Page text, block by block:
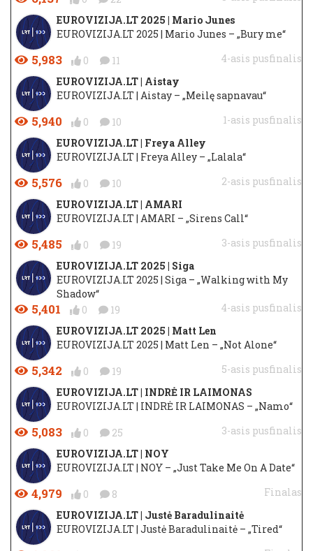
EUROVIZIJA.LT 2025 | Mario Junes
EUROVIZIJA.LT 2025 | Mario Junes – „Bury me“
5,983 0 11
4-asis pusfinalis
EUROVIZIJA.LT | Aistay
EUROVIZIJA.LT | Aistay – „Meilę sapnavau“
5,940 0 10
1-asis pusfinalis
EUROVIZIJA.LT | Freya Alley
EUROVIZIJA.LT | Freya Alley – „Lalala“
5,576 0 10
2-asis pusfinalis
EUROVIZIJA.LT | AMARI
EUROVIZIJA.LT | AMARI – „Sirens Call“
5,485 0 19
3-asis pusfinalis
EUROVIZIJA.LT 2025 | Siga
EUROVIZIJA.LT 2025 | Siga – „Walking with My
Shadow“
5,401 0 19
4-asis pusfinalis
EUROVIZIJA.LT 2025 | Matt Len
EUROVIZIJA.LT 2025 | Matt Len – „Not Alone“
5,342 0 19
5-asis pusfinalis
EUROVIZIJA.LT | INDRĖ IR LAIMONAS
EUROVIZIJA.LT | INDRĖ IR LAIMONAS – „Namo“
5,083 0 25
3-asis pusfinalis
EUROVIZIJA.LT | NOY
EUROVIZIJA.LT | NOY – „Just Take Me On A Date“
4,979 0 8
Finalas
EUROVIZIJA.LT | Justė Baradulinaitė
EUROVIZIJA.LT | Justė Baradulinaitė – „Tired“